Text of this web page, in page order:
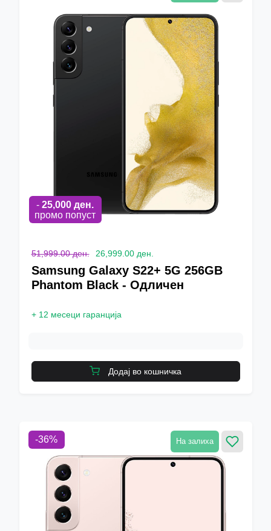
- 25,000 ден.
промо попуст
51,999.00 ден. 26,999.00 ден.
Samsung Galaxy S22+ 5G 256GB
Phantom Black - Одличен
+ 12 месеци гаранција
Додај во кошничка
-36% На залиха